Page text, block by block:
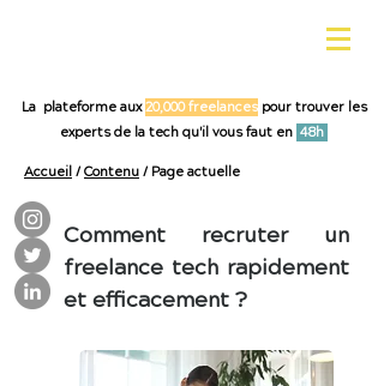
La plateforme aux20,000 freelancespour trouver les
experts de la tech qu'il vous faut en 48h
Accueil / Contenu / Page actuelle
Comment recruter un
freelance tech rapidement
et efficacement ?